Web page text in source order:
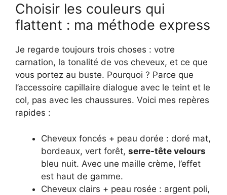
Choisir les couleurs qui
flattent : ma méthode express
Je regarde toujours trois choses : votre
carnation, la tonalité de vos cheveux, et ce que
vous portez au buste. Pourquoi ? Parce que
l’accessoire capillaire dialogue avec le teint et le
col, pas avec les chaussures. Voici mes repères
rapides :
Cheveux foncés + peau dorée : doré mat,
bordeaux, vert forêt, serre-tête velours
bleu nuit. Avec une maille crème, l’effet
est haut de gamme.
Cheveux clairs + peau rosée : argent poli,